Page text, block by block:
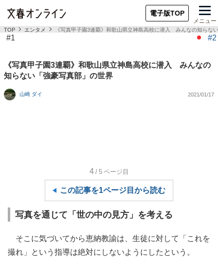
電子版TOP
メニュー
TOP エンタメ 《写真甲子園3連覇》和歌山県立神島高校に潜入 みんなの知らな
#1 #2
《写真甲子園3連覇》和歌山県立神島高校に潜入 みんなの
知らない「強豪写真部」の世界
山崎 ダイ 2021/01/17
4 /5 ページ目
この記事を1ページ目から読む
写真を通じて「世の中の見方」を考える
そこに気づいてから恵納教諭は、生徒に対して「これを
撮れ」という指導は絶対にしないようにしたという。